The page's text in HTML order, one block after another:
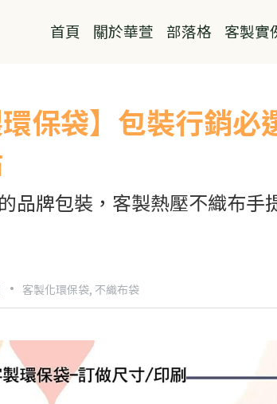
首頁 關於華萱 部落格 客製實
環保袋】包裝行銷
品牌包裝，客製熱壓不織布手
· 客製化環保袋, 不織布袋